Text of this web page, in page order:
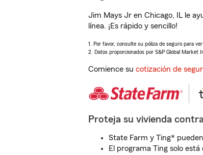
Jim Mays Jr en Chicago, IL le
línea. ¡Es rápido y sencillo!
1. Por favor, consulte su póliza de seguro para
2. Datos proporcionados por S&P Global Market
Comience su cotización de
Proteja su vivienda
State Farm y Ting*
El programa Ting solo